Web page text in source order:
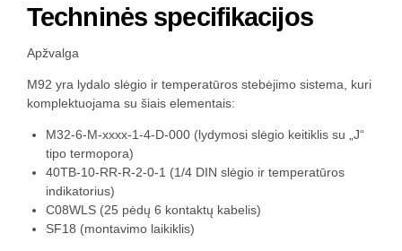
Techninės specifikacijos
Apžvalga
M92 yra lydalo slėgio ir temperatūros stebėjimo sistema, kuri
komplektuojama su šiais elementais:
M32-6-M-xxxx-1-4-D-000 (lydymosi slėgio keitiklis su „J“
tipo termopora)
40TB-10-RR-R-2-0-1 (1/4 DIN slėgio ir temperatūros
indikatorius)
C08WLS (25 pėdų 6 kontaktų kabelis)
SF18 (montavimo laikiklis)